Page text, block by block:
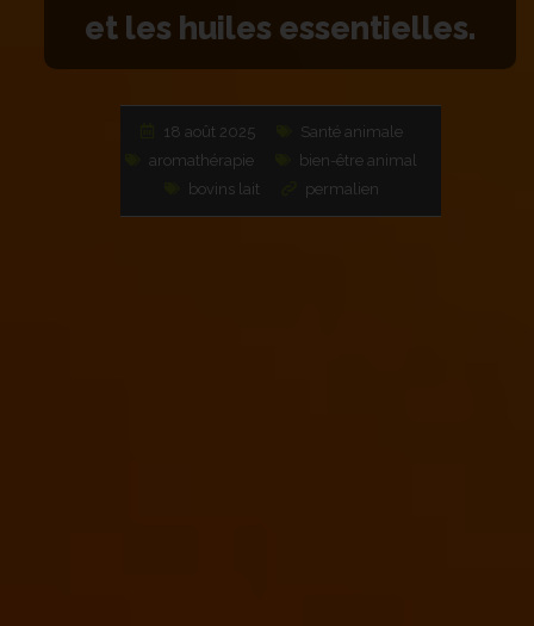
et les huiles essentielles.
18 août 2025
Santé animale
aromathérapie
bien-être animal
bovins lait
permalien